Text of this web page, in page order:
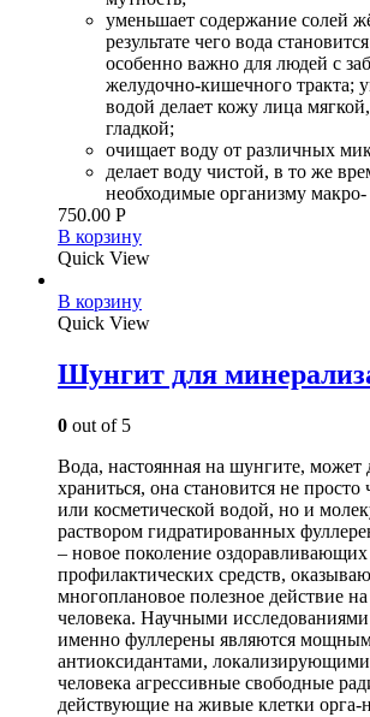
уменьшает содержание солей
результате чего вода
особенно важно для людей с
желудочно-кишечного тракта;
водой делает кожу лица
гладкой;
очищает воду от различных
делает воду чистой, в то же
необходимые организму
750.00 Р
В корзину
Quick View
В корзину
Quick View
Шунгит для
0 out of 5
Вода, настоянная на шунгите, может
храниться, она становится не просто
или косметической водой, но и
раствором гидратированных
– новое поколение
профилактических средств,
многоплановое полезное действие
человека. Научными
именно фуллерены являются
антиоксидантами,
человека агрессивные свободные
действующие на живые клетки орга-